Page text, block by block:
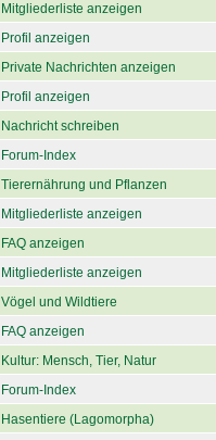
Mitgliederliste anzeigen
Profil anzeigen
Private Nachrichten anzeigen
Profil anzeigen
Nachricht schreiben
Forum-Index
Tierernährung und Pflanzen
Mitgliederliste anzeigen
FAQ anzeigen
Mitgliederliste anzeigen
Vögel und Wildtiere
FAQ anzeigen
Kultur: Mensch, Tier, Natur
Forum-Index
Hasentiere (Lagomorpha)